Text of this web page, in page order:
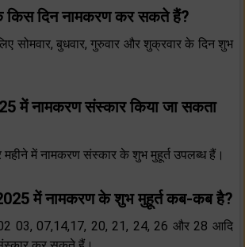
किस दिन नामकरण कर सकते हैं?
सोमवार, बुधवार, गुरुवार और शुक्रवार के दिन शुभ
में नामकरण संस्कार किया जा सकता
महीने में नामकरण संस्कार के शुभ मुहूर्त उपलब्ध हैं।
में नामकरण के शुभ मुहूर्त कब-कब है?
03, 07,14,17, 20, 21, 24, 26 और 28 आदि